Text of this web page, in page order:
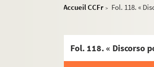
Accueil CCFr > Fol. 118. «
Ms Chiflet 71.
Ms Chiflet 72.